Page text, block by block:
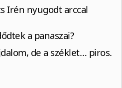
Irén nyugodt arccal
a panaszai?
de a széklet… piros.